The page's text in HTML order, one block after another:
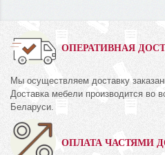
ОПЕРАТИВНАЯ
Мы осуществляем доставку
Доставка мебели производится во
Беларуси.
ОПЛАТА ЧАСТЯМИ